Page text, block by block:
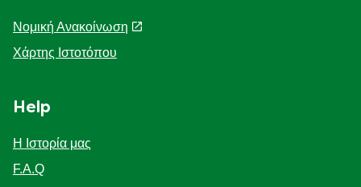
Νομική Ανακοίνωση
Χάρτης Ιστοτόπου
Help
Η Ιστορία μας
F.A.Q